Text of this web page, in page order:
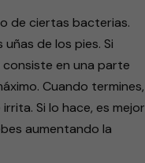
de ciertas bacterias.
de los pies. Si
en una parte
Cuando termines,
Si lo hace, es mejor
aumentando la